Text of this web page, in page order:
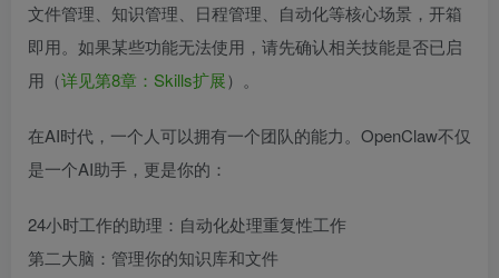
文件管理、知识管理、日程管理、自动化等核心场景，开箱
即用。如果某些功能无法使用，请先确认相关技能是否已启
用（详见第8章：Skills扩展）。
在AI时代，一个人可以拥有一个团队的能力。OpenClaw不仅
是一个AI助手，更是你的：
24小时工作的助理：自动化处理重复性工作
第二大脑：管理你的知识库和文件